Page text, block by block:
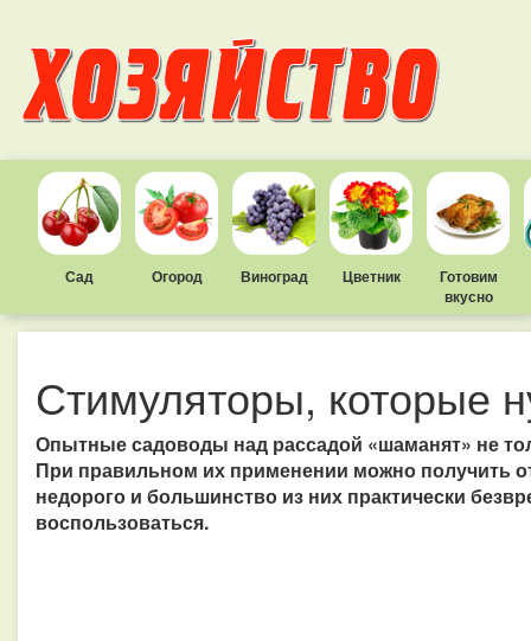
Сад Огород Виноград Цветник
Готовим
вкусно
Стимуляторы, которые
Опытные садоводы над рассадой «шаманят» не
При правильном их применении можно получить
недорого и большинство из них практически
воспользоваться.